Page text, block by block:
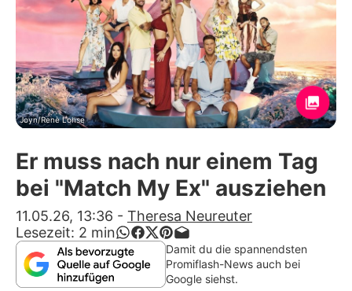
Filme & Serien
Lifestyle
Familie & Liebe
Promiflash Exklusiv
Alle Themen auf Promiflash
Jobs
App runterladen
Team
Joyn/Renè Lohse
Er muss nach nur einem Tag
bei "Match My Ex" ausziehen
11.05.26, 13:36 - Theresa Neureuter
Lesezeit: 2 min
Damit du die spannendsten
Promiflash-News auch bei
Google siehst.